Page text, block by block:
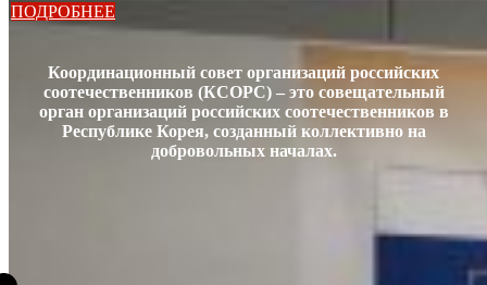
ПОДРОБНЕЕ
Координационный совет организаций российских
соотечественников (КСОРС) – это совещательный
орган организаций российских соотечественников в
Республике Корея, созданный коллективно на
добровольных началах.